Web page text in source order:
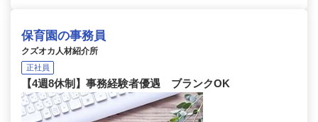
保育園の事務員
クズオカ人材紹介所
正社員
【4週8休制】事務経験者優遇 ブランクOK